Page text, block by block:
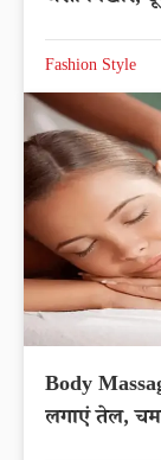
Fashion Style
Body
लगाएं तेल,